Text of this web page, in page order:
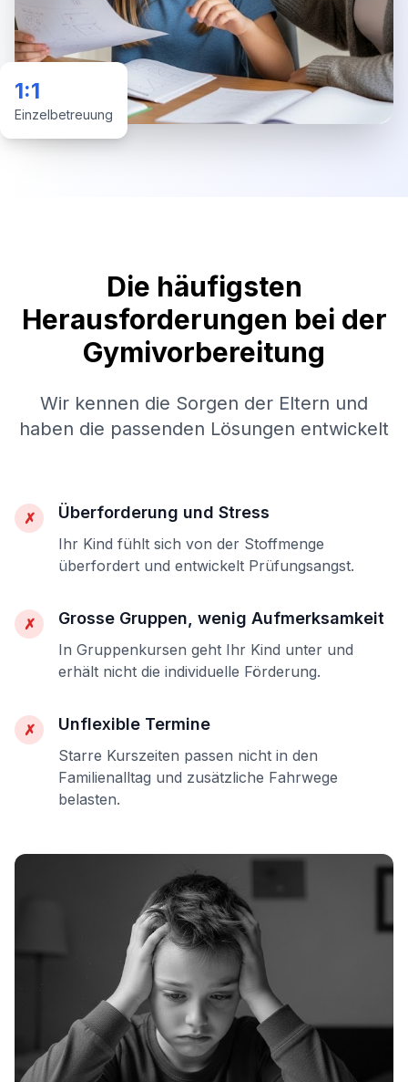
1:1
Einzelbetreuung
Die häufigsten
Herausforderungen bei der
Gymivorbereitung
Wir kennen die Sorgen der Eltern und
haben die passenden Lösungen entwickelt
✗ Überforderung und Stress
Ihr Kind fühlt sich von der Stoffmenge
überfordert und entwickelt Prüfungsangst.
✗ Grosse Gruppen, wenig Aufmerksamkeit
In Gruppenkursen geht Ihr Kind unter und
erhält nicht die individuelle Förderung.
✗ Unflexible Termine
Starre Kurszeiten passen nicht in den
Familienalltag und zusätzliche Fahrwege
belasten.